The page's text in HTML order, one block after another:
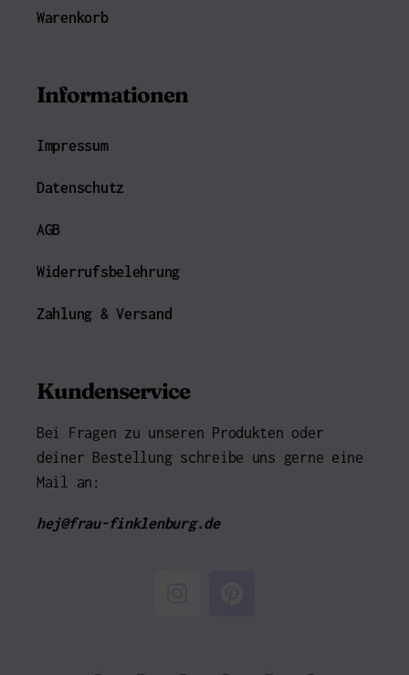
Warenkorb
Informationen
Impressum
Datenschutz
AGB
Widerrufsbelehrung
Zahlung & Versand
Kundenservice
Bei Fragen zu unseren Produkten oder
deiner Bestellung schreibe uns gerne eine
Mail an:
hej@frau-finklenburg.de